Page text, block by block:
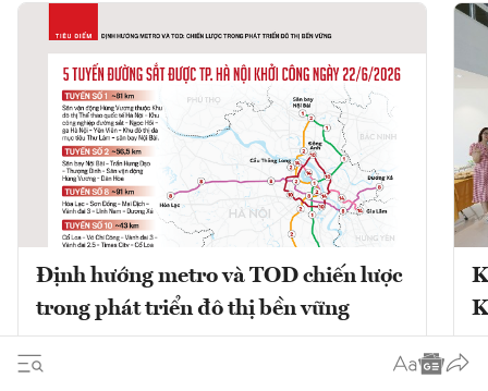
Định hướng metro và TOD chiến lược
trong phát triển đô thị bền vững
thông công cộng (TOD) kết hợp với mạng